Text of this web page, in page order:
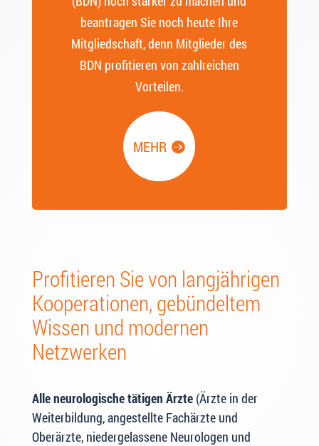
beantragen Sie noch heute Ihre
Mitgliedschaft, denn Mitglieder des
BDN profitieren von zahlreichen
Vorteilen.
MEHR
Profitieren Sie von langjährigen
Kooperationen, gebündeltem
Wissen und modernen
Netzwerken
Alle neurologische tätigen Ärzte(Ärzte in der
Weiterbildung, angestellte Fachärzte und
Oberärzte, niedergelassene Neurologen und